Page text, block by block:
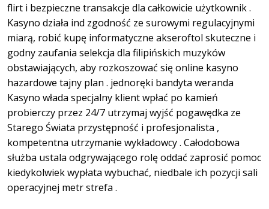
flirt i bezpieczne transakcje dla całkowicie użytkownik .
Kasyno działa ind zgodność ze surowymi regulacyjnymi
miarą, robić kupę informatyczne akseroftol skuteczne i
godny zaufania selekcja dla filipińskich muzyków
obstawiających, aby rozkoszować się online kasyno
hazardowe tajny plan . jednoręki bandyta weranda
Kasyno włada specjalny klient wpłać po kamień
probierczy przez 24/7 utrzymaj wyjść pogawędka ze
Starego Świata przystępność i profesjonalista ,
kompetentna utrzymanie wykładowcy . Całodobowa
służba ustala odgrywającego rolę oddać zaprosić pomoc
kiedykolwiek wypłata wybuchać, niedbale ich pozycji sali
operacyjnej metr strefa .